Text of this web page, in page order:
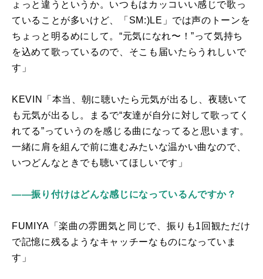
ょっと違うというか。いつもはカッコいい感じで歌っ
ていることが多いけど、「 SM:)LE 」では声のトーンを
ちょっと明るめにして。“元気になれ〜！”って気持ち
を込めて歌っているので、そこも届いたらうれしいで
す」
KEVIN「本当、朝に聴いたら元気が出るし、夜聴いて
も元気が出るし。まるで“友達が自分に対して歌ってく
れてる”っていうのを感じる曲になってると思います。
一緒に肩を組んで前に進むみたいな温かい曲なので、
いつどんなときでも聴いてほしいです」
――振り付けはどんな感じになっているんですか？
FUMIYA「楽曲の雰囲気と同じで、振りも1 回観ただけ
で記憶に残るようなキャッチーなものになっていま
す」